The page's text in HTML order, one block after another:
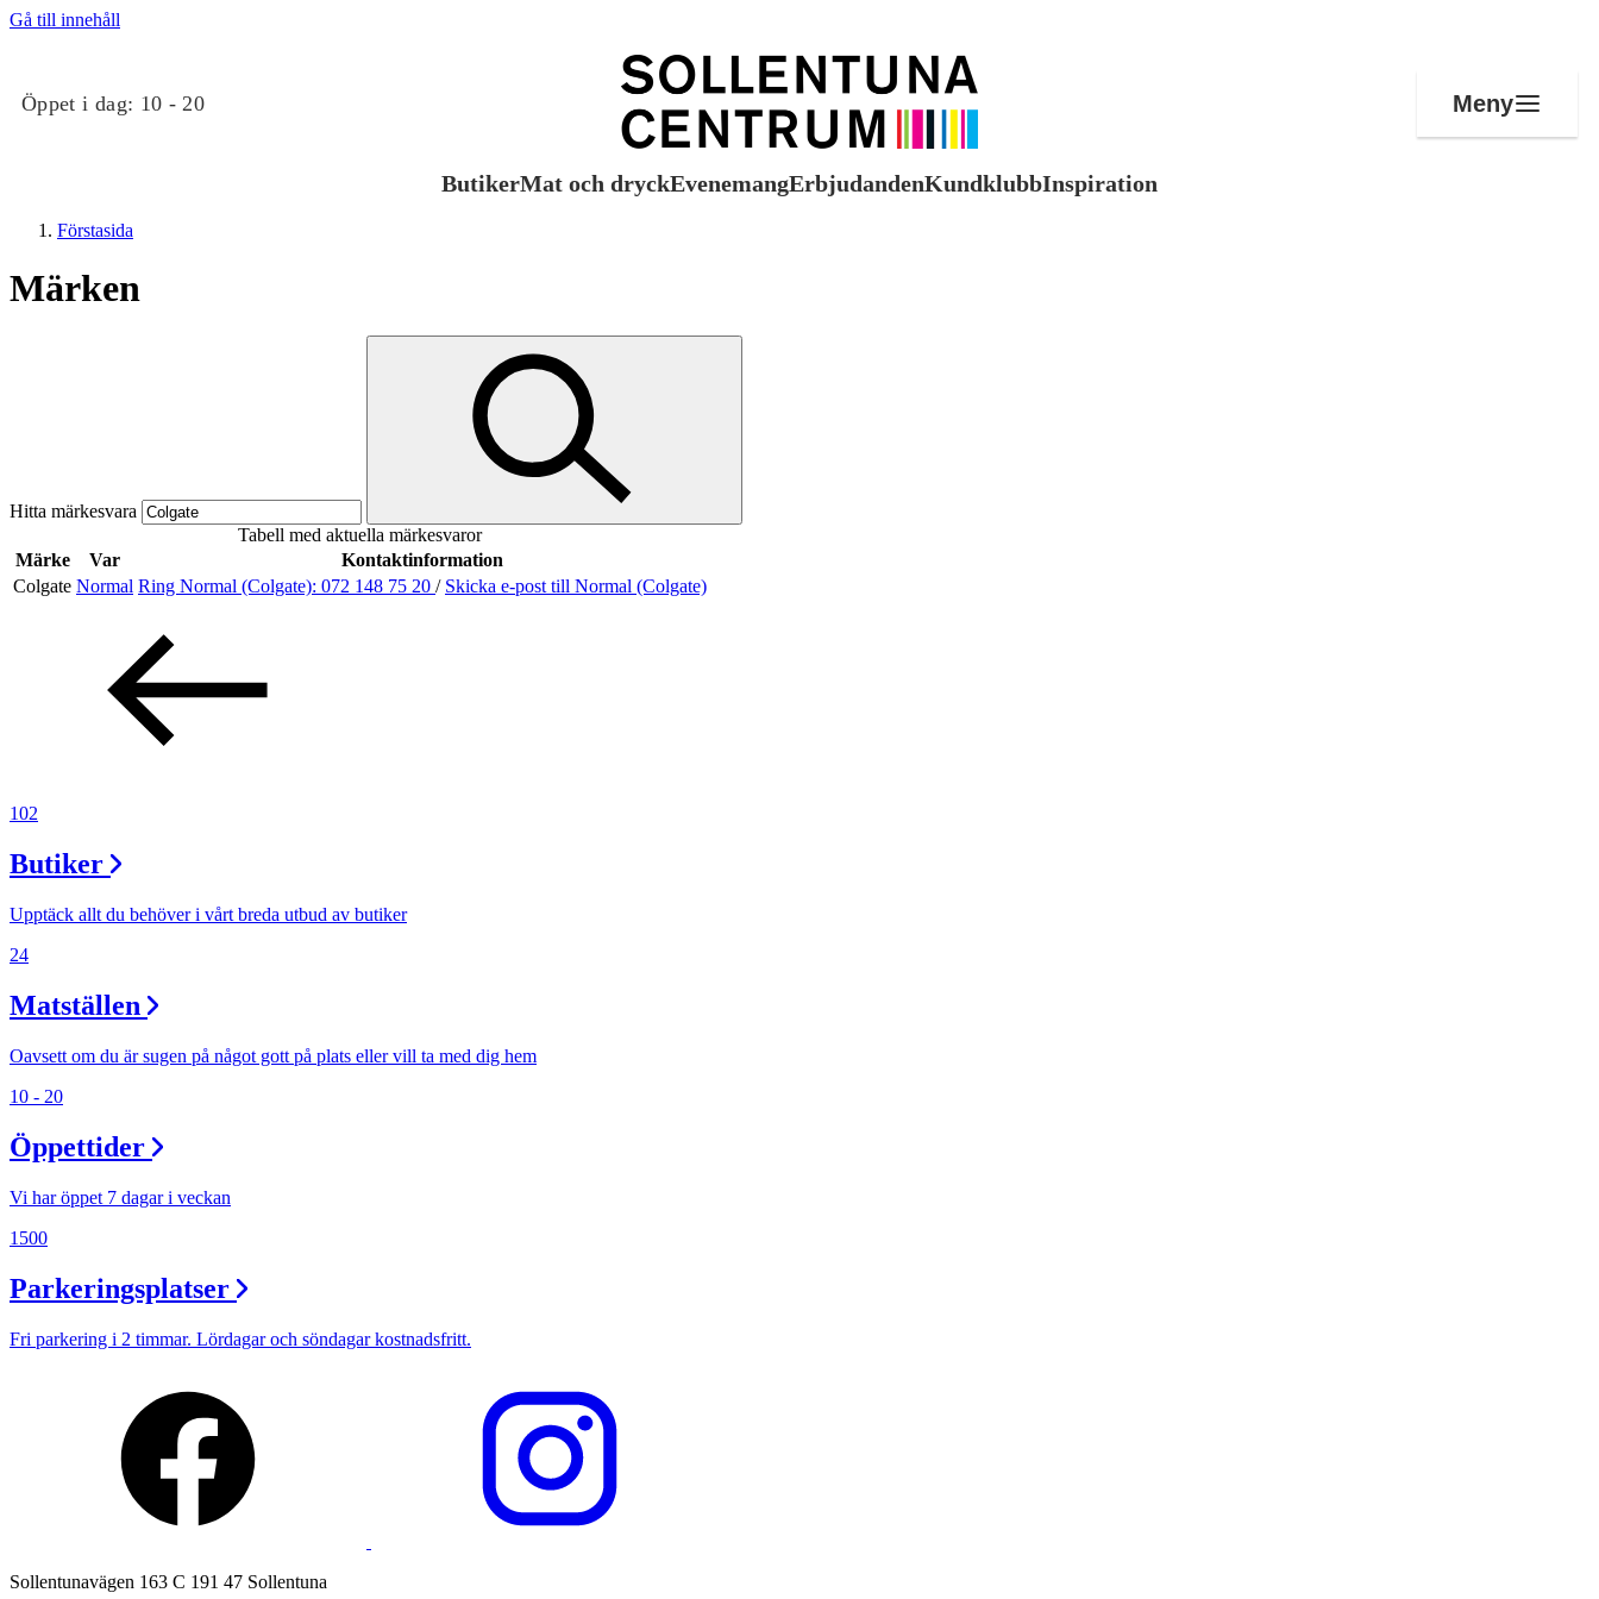
Gå till innehåll
Öppet i dag: 10 - 20 Meny
ButikerMat och dryckEvenemangErbjudandenKundklubbInspiration
Mat och dryck
Evenemang
Erbjudanden
Kundklubb
Sök
Öppettider
Praktisk information
Magasin
Tryggare handel
Parkering
Förstasida
Märken
Hitta märkesvara
Tabell med aktuella märkesvaror
Märke
Var
Kontaktinformation
Colgate Normal Ring Normal (Colgate): 072 148 75 20 / Skicka e-post till Normal (Colgate)
102
Butiker
Upptäck allt du behöver i vårt breda utbud av butiker
24
Matställen
Oavsett om du är sugen på något gott på plats eller vill ta med dig hem
10 - 20
Öppettider
Vi har öppet 7 dagar i veckan
1500
Parkeringsplatser
Fri parkering i 2 timmar. Lördagar och söndagar kostnadsfritt.
Sollentunavägen 163 C 191 47 Sollentuna